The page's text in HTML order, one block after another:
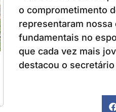
o comprometimento
representaram
fundamentais no
que cada vez mais
destacou o